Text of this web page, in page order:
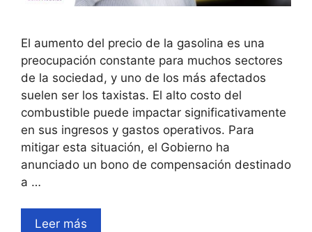
El aumento del precio de la gasolina es una
preocupación constante para muchos sectores
de la sociedad, y uno de los más afectados
suelen ser los taxistas. El alto costo del
combustible puede impactar significativamente
en sus ingresos y gastos operativos. Para
mitigar esta situación, el Gobierno ha
anunciado un bono de compensación destinado
a …
Leer más